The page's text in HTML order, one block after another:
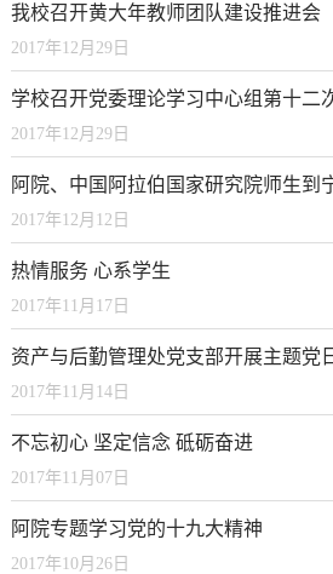
我校召开黄大年教师团队建设推进会
2017年12月29日
学校召开党委理论学习中心组第十二
2017年12月29日
2017年12月12日
热情服务 心系学生
2017年11月17日
资产与后勤管理处党支部开展主题党
2017年11月14日
不忘初心 坚定信念 砥砺奋进
2017年11月07日
阿院专题学习党的十九大精神
2017年10月26日